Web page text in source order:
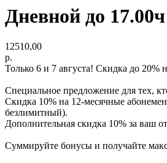
Дневной до 17.00ч
12510,00
р.
Только 6 и 7 августа! Скидка до 20%
Специальное предложение для тех,
Скидка 10% на 12-месячные
безлимитный).
Дополнительная скидка 10% за ваш
Суммируйте бонусы и получайте